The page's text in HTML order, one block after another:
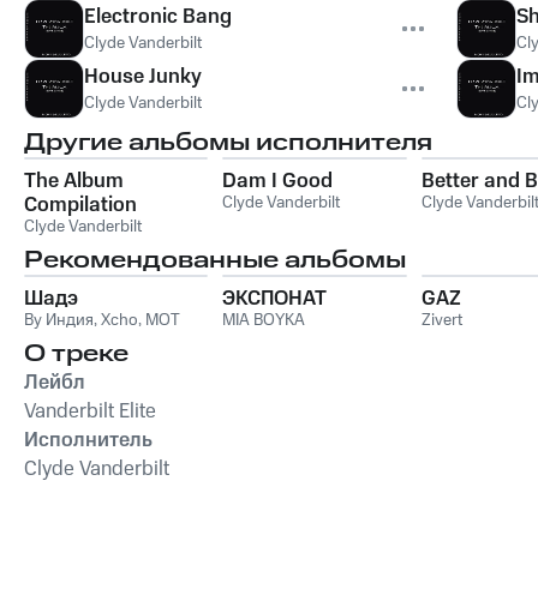
Electronic Bang
Clyde Vanderbilt
House Junky
Clyde Vanderbilt
Другие альбомы исполнителя
The Album
Compilation
Clyde Vanderbilt
Dam I Good
Clyde Vanderbilt
Better and
Clyde Vanderbilt
Рекомендованные альбомы
Шадэ
By Индия,Xcho, MOT
ЭКСПОНАТ
MIA BOYKA
GAZ
Zivert
О треке
Лейбл
Vanderbilt Elite
Исполнитель
Clyde Vanderbilt